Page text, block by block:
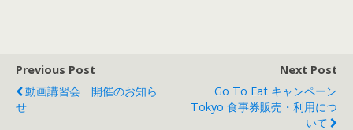
Previous Post
動画講習会 開催のお知ら
せ
Next Post
Go To Eat キャンペーン
Tokyo 食事券販売・利用につ
いて